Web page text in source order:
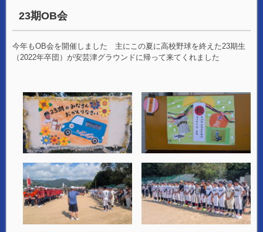
23期OB会
今年もOB会を開催しました 主にこの夏に高校野球を終えた23期生
（2022年卒団）が安芸津グラウンドに帰って来てくれました